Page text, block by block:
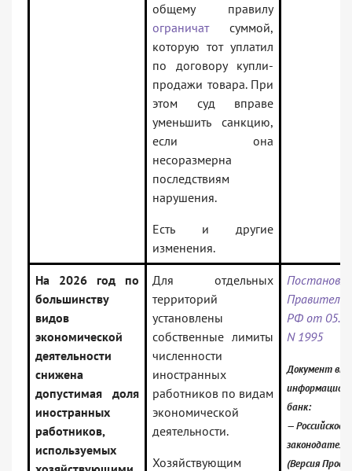
общему правилу
ограничатсуммой,
которую тот уплатил
по договору купли-
продажи товара. При
этом суд вправе
уменьшить санкцию,
если она
несоразмерна
последствиям
нарушения.
Есть и другие
изменения.
На 2026 год по
большинству
видов
экономической
деятельности
снижена
допустимая доля
иностранных
работников,
используемых
Для отдельных
территорий
установлены
собственные лимиты
численности
иностранных
работников по видам
экономической
деятельности.
Хозяйствующим
РФ от
N 1995
Документ
банк:
— Российское
(Версия Проф)